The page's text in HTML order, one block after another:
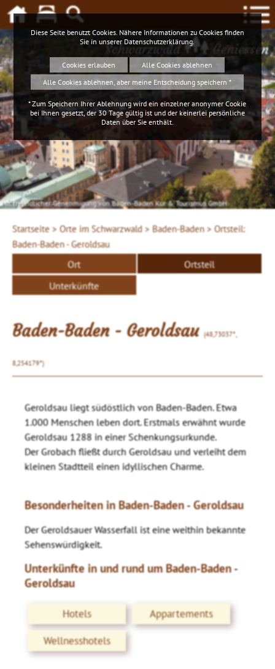
Schwarzwald Geniessen
Mit freundlicher Genehmigung von Baden-Baden Kur & Tourismus GmbH
Startseite > Orte im Schwarzwald > Baden-Baden >Ortsteil:
Baden-Baden - Geroldsau
Ort
Ortsteil
Unterkünfte
Baden-Baden - Geroldsau(48,73037°,
8,254179°)
Geroldsau liegt südöstlich von Baden-Baden. Etwa
1.000 Menschen leben dort. Erstmals erwähnt wurde
Geroldsau 1288 in einer Schenkungsurkunde.
Der Grobach fließt durch Geroldsau und verleiht dem
kleinen Stadtteil einen idyllischen Charme.
Besonderheiten in Baden-Baden - Geroldsau
Der Geroldsauer Wasserfall ist eine weithin bekannte
Sehenswürdigkeit.
Unterkünfte in und rund um Baden-Baden -
Geroldsau
Hotels
Appartements
Wellnesshotels
Diese Seite benutzt Cookies. Nähere Informationen zu Cookies finden
Sie in unserer Datenschutzerklärung.
Cookies erlauben
Alle Cookies ablehnen
Alle Cookies ablehnen, aber meine Entscheidung speichern *
* Zum Speichern Ihrer Ablehnung wird ein einzelner anonymer Cookie
bei Ihnen gesetzt, der 30 Tage gültig ist und der keinerlei persönliche
Daten über Sie enthält.